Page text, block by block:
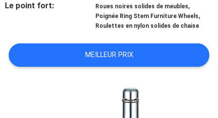
DEMANDEZ
Le point fort: Roues noires solides de meubles,
Poignée Ring Stem Furniture Wheels,
Roulettes en nylon solides de chaise
MEILLEUR PRIX